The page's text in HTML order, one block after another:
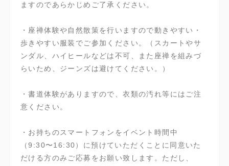
ますのであらかじめご了承ください。
・座禅体験や自然散策を行いますので動きやすい・
歩きやすい服装でご参加ください。（スカートやサ
ンダル、ハイヒールなどは不可、また座禅を組みづ
らいため、ジーンズは避けてください。）
・書道体験がありますので、衣類の汚れ等にはご注
意ください。
・お持ちのスマートフォンをイベント時間中
（9:30〜16:30）に預けていただくことに同意いた
だける方のみご応募をお願い致します。ただし、